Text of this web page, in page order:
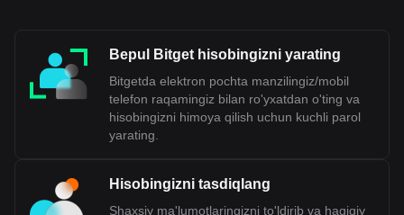
pesoning beqarorligini aks ettiradi. Bu omillar Argentina
pesosining jahon moliyaviy landshaftida beqaror valyuta
sifatida qabul qilinishiga yordam beradi.
Bitget kripto-fiat almashinuvi ma'lumotlari shuni
Kriptovalyutangizni ARS-ga qanchaga almashtirish
mumkinligini bilish uchun hozir bizning kripto
Bepul Bitget hisobingizni yarating
Bitgetda elektron pochta manzilingiz/mobil
telefon raqamingiz bilan ro'yxatdan o'ting va
hisobingizni himoya qilish uchun kuchli parol
yarating.
Hisobingizni tasdiqlang
Shaxsiy ma'lumotlaringizni to'ldirib va haqiqiy